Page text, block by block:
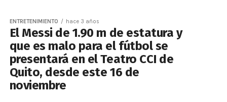
ENTRETENIMIENTO hace 3 años
El Messi de 1.90 m de estatura y
que es malo para el fútbol se
presentará en el Teatro CCI de
Quito, desde este 16 de
noviembre